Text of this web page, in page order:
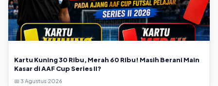
Kartu Kuning 30 Ribu, Merah 60 Ribu! Masih Berani Main
Kasar di AAF Cup Series II?
📅 3 Agustus 2026